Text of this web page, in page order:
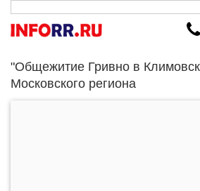
"Общежитие Гривно в
Московского региона